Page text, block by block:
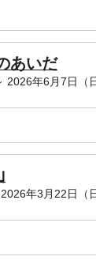
あいだ
年6月7日（日
年3月22日（日